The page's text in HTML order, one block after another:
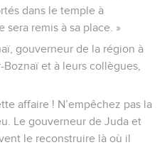
dans le temple à
sera remis à sa place. »
gouverneur de la région à
Boznaï et à leurs collègues,
affaire ! N’empêchez pas la
Le gouverneur de Juda et
le reconstruire là où il